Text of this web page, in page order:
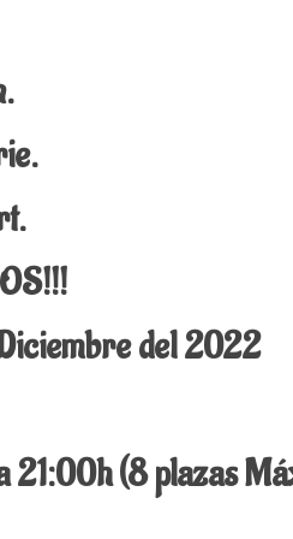
del 2022
21:00h (8 plazas